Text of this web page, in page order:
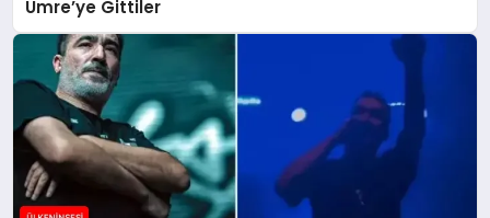
Umre’ye Gittiler